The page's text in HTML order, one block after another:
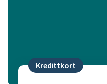
Kredittkort